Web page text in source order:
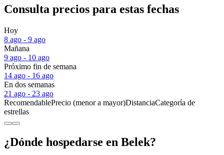
Consulta precios para estas fechas
Hoy
8 ago - 9 ago
Mañana
9 ago - 10 ago
Próximo fin de semana
14 ago - 16 ago
En dos semanas
21 ago - 23 ago
RecomendablePrecio (menor a mayor)DistanciaCategoría de
estrellas
¿Dónde hospedarse en Belek?